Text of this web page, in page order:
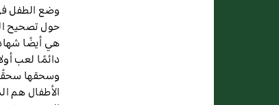
وضع الطفل
حول تصحيح
هي أيضًا
دائمًا لعب
وسحقها
الأطفال هم